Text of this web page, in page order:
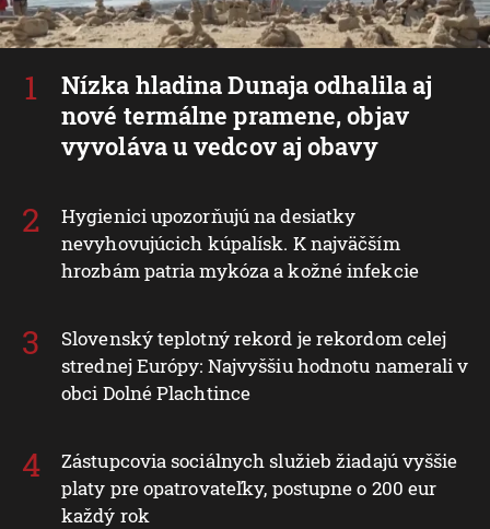
Nízka hladina Dunaja odhalila aj
nové termálne pramene, objav
vyvoláva u vedcov aj obavy
Hygienici upozorňujú na desiatky
nevyhovujúcich kúpalísk. K najväčším
hrozbám patria mykóza a kožné infekcie
Slovenský teplotný rekord je rekordom celej
strednej Európy: Najvyššiu hodnotu namerali v
obci Dolné Plachtince
Zástupcovia sociálnych služieb žiadajú vyššie
platy pre opatrovateľky, postupne o 200 eur
každý rok